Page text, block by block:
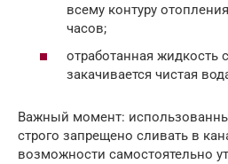
всему контуру
часов;
отработанная жидкость
закачивается чистая
Важный момент:
строго запрещено сливать в
возможности самостоятельно